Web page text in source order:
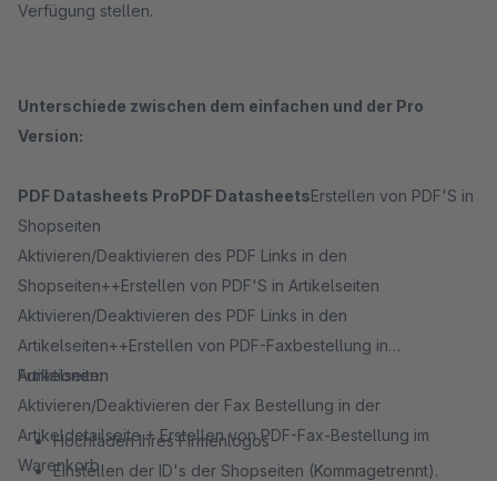
Verfügung stellen.
Unterschiede zwischen dem einfachen und der Pro
Version:
PDF Datasheets ProPDF DatasheetsErstellen von PDF'S in
Shopseiten
Aktivieren/Deaktivieren des PDF Links in den
Shopseiten++Erstellen von PDF'S in Artikelseiten
Aktivieren/Deaktivieren des PDF Links in den
Artikelseiten++Erstellen von PDF-Faxbestellung in
Artikelseiten
Aktivieren/Deaktivieren der Fax Bestellung in der
Artikeldetailseite + Erstellen von PDF-Fax-Bestellung im
Warenkorb
Funktionen:
Hochladen Ihres Firmenlogos
Einstellen der ID's der Shopseiten (Kommagetrennt).